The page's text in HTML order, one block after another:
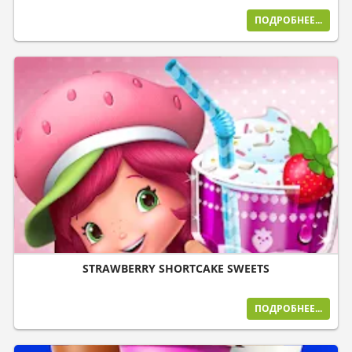
ПОДРОБНЕЕ...
STRAWBERRY SHORTCAKE SWEETS
ПОДРОБНЕЕ...